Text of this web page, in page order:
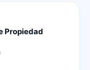
Propiedad